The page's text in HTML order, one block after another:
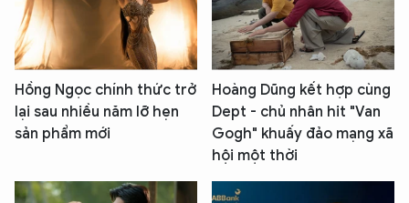
Hồng Ngọc chính thức trở
lại sau nhiều năm lỡ hẹn
sản phẩm mới
Hoàng Dũng kết hợp cùng
Dept - chủ nhân hit "Van
Gogh" khuấy đảo mạng xã
hội một thời